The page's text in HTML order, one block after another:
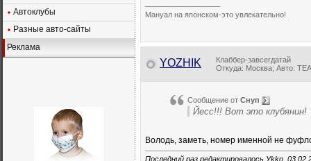
Автоклубы
Разные авто-сайты
Реклама
Мануал на японском-это увлекательно!
YOZHIK
Клаббер-завсегдатай
Откуда: Москва; Авто:
Сообщение от Снуп
Йесс!!! Вот это клубянин!
Володь, заметь, номер именной не
Последний раз редактировалось Уkkо,